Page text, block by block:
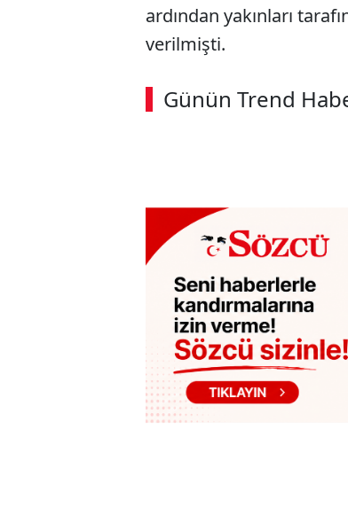
ardından yakınları
verilmişti.
Günün Trend